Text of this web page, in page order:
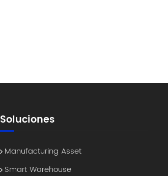
Soluciones
Manufacturing Asset
Smart Warehouse